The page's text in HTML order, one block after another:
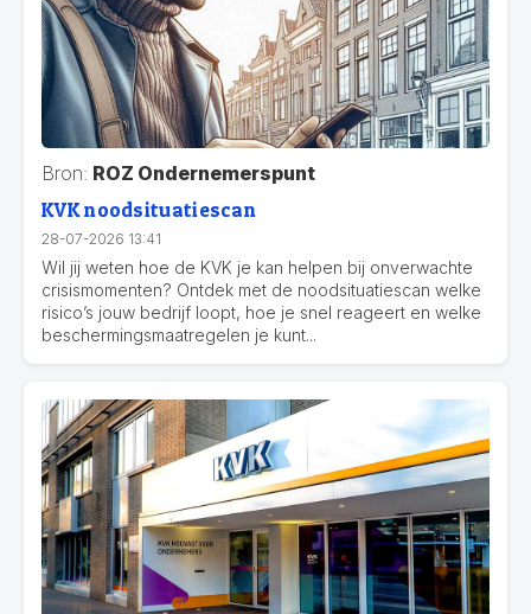
Bron: ROZ Ondernemerspunt
KVK noodsituatiescan
28-07-2026 13:41
Wil jij weten hoe de KVK je kan helpen bij onverwachte
crisismomenten? Ontdek met de noodsituatiescan welke
risico’s jouw bedrijf loopt, hoe je snel reageert en welke
beschermingsmaatregelen je kunt...